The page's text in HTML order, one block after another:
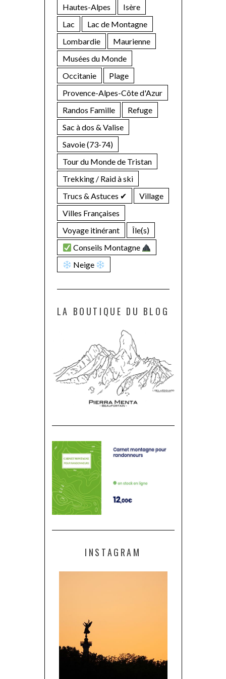
Hautes-Alpes
Isère
Lac
Lac de Montagne
Lombardie
Maurienne
Musées du Monde
Occitanie
Plage
Provence-Alpes-Côte d'Azur
Randos Famille
Refuge
Sac à dos & Valise
Savoie (73-74)
Tour du Monde de Tristan
Trekking / Raid à ski
Trucs & Astuces ✔︎
Village
Villes Françaises
Voyage itinérant
Île(s)
Conseils Montagne
Neige
LA BOUTIQUE DU BLOG
INSTAGRAM